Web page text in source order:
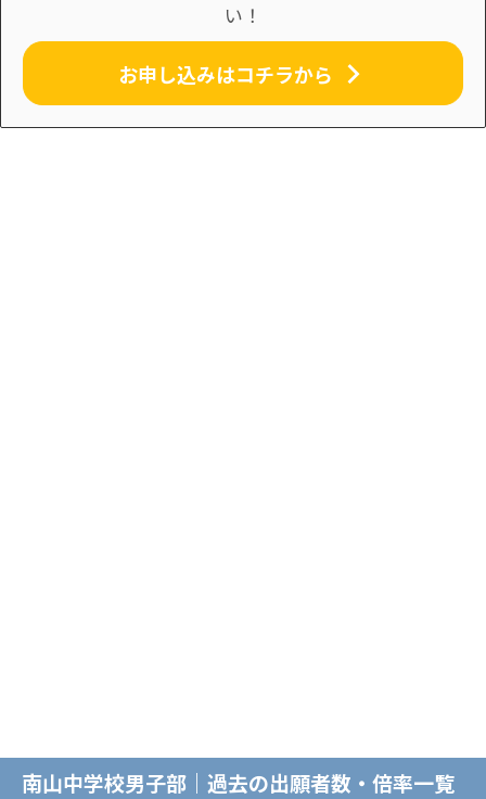
い！
お申し込みはコチラから
南山中学校男子部｜過去の出願者数・倍率一覧